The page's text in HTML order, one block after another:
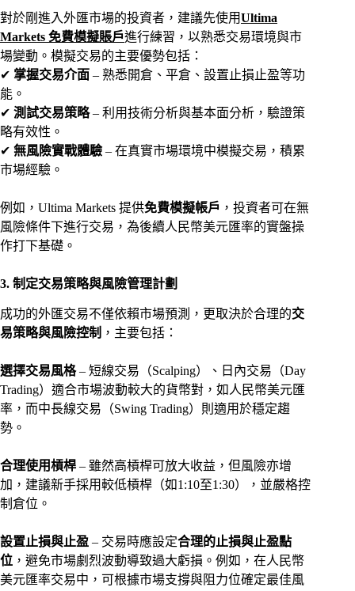
對於剛進入外匯市場的投資者，建議先使用Ultima
Markets 免費模擬賬戶進行練習，以熟悉交易環境與市
場變動。模擬交易的主要優勢包括：
✔ 掌握交易介面 – 熟悉開倉、平倉、設置止損止盈等功
能。
✔ 測試交易策略– 利用技術分析與基本面分析，驗證策
略有效性。
✔ 無風險實戰體驗 – 在真實市場環境中模擬交易，積累
市場經驗。
例如，Ultima Markets 提供免費模擬帳戶 ，投資者可在無
風險條件下進行交易，為後續人民幣美元匯率的實盤操
作打下基礎。
3. 制定交易策略與風險管理計劃
成功的外匯交易不僅依賴市場預測，更取決於合理的交
易策略與風險控制 ，主要包括：
選擇交易風格– 短線交易（Scalping）、日內交易（Day
Trading）適合市場波動較大的貨幣對，如人民幣美元匯
率，而中長線交易（Swing Trading）則適用於穩定趨
勢。
合理使用槓桿 – 雖然高槓桿可放大收益，但風險亦增
加，建議新手採用較低槓桿（如1:10至1:30），並嚴格控
制倉位。
設置止損與止盈 – 交易時應設定合理的止損與止盈點
位 ，避免市場劇烈波動導致過大虧損。例如，在人民幣
美元匯率交易中，可根據市場支撐與阻力位確定最佳風